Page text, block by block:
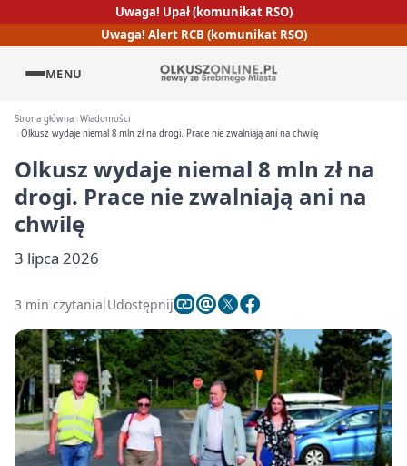
Uwaga! Upał (komunikat RSO)
Uwaga! Alert RCB (komunikat RSO)
MENU
Strona główna Wiadomości
Olkusz wydaje niemal 8 mln zł na drogi. Prace nie zwalniają ani na chwilę
Olkusz wydaje niemal 8 mln zł na
drogi. Prace nie zwalniają ani na
chwilę
3 lipca 2026
3 min czytania Udostępnij